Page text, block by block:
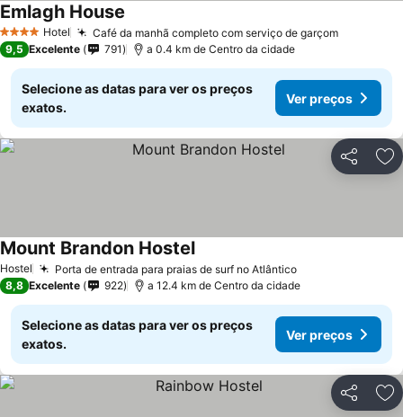
4 EstrelasHotel Café da manhã completo com serviço de garçom
Emlagh House
9,5 Excelente 791 a 0.4 km de Centro da cidade
Selecione as datas para ver os preços
exatos.
Ver preços
Partilhar
Hostel Porta de entrada para praias de surf no Atlântico
Mount Brandon Hostel
8,8 Excelente 922 a 12.4 km de Centro da cidade
Selecione as datas para ver os preços
exatos.
Ver preços
Partilhar